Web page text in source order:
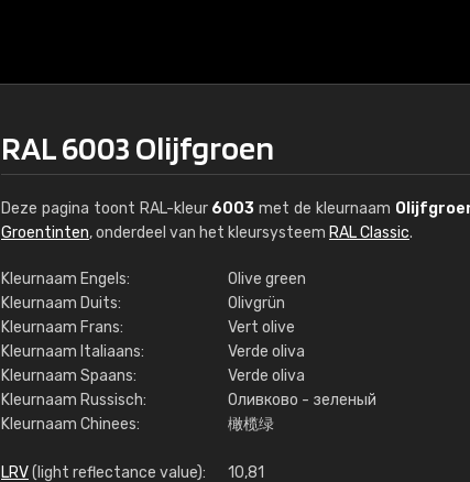
RAL 6003 Olijfgroen
Deze pagina toont RAL-kleur 6003 met de kleurnaam
Groentinten, onderdeel van het kleursysteem RAL Classic.
Kleurnaam Engels:
Olive green
Kleurnaam Duits:
Olivgrün
Kleurnaam Frans:
Vert olive
Kleurnaam Italiaans:
Verde oliva
Kleurnaam Spaans:
Verde oliva
Kleurnaam Russisch:
Оливково - зеленый
Kleurnaam Chinees:
橄榄绿
LRV(light reflectance value): 10,81